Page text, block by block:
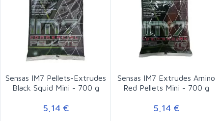
Sensas IM7 Pellets-Extrudes
Black Squid Mini - 700 g
5,14 €
Sensas IM7 Extrudes Amino
Red Pellets Mini - 700 g
5,14 €